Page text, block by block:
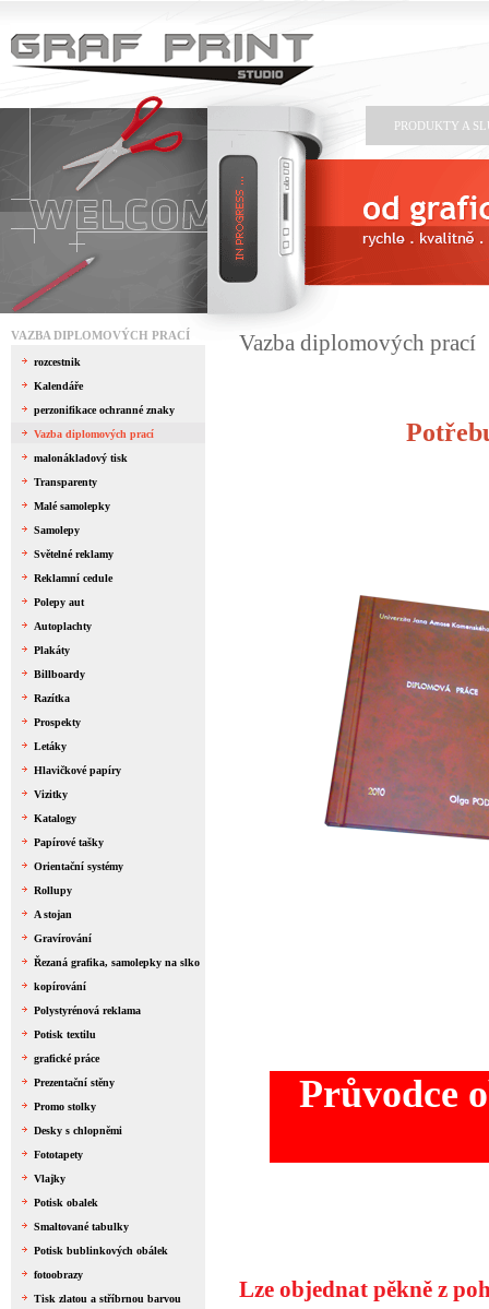
PRODUKTY A
Vazba diplomových prací
Průvodce
Lze objednat pěkně z
VAZBA DIPLOMOVÝCH PRACÍ
rozcestnik
Kalendáře
perzonifikace ochranné znaky
Vazba diplomových prací
malonákladový tisk
Transparenty
Malé samolepky
Samolepy
Světelné reklamy
Reklamní cedule
Polepy aut
Autoplachty
Plakáty
Billboardy
Razítka
Prospekty
Letáky
Hlavičkové papíry
Vizitky
Katalogy
Papírové tašky
Orientační systémy
Rollupy
A stojan
Gravírování
Řezaná grafika, samolepky na slko
kopírování
Polystyrénová reklama
Potisk textilu
grafické práce
Prezentační stěny
Promo stolky
Desky s chlopněmi
Fototapety
Vlajky
Potisk obalek
Smaltované tabulky
Potisk bublinkových obálek
fotoobrazy
Tisk zlatou a stříbrnou barvou